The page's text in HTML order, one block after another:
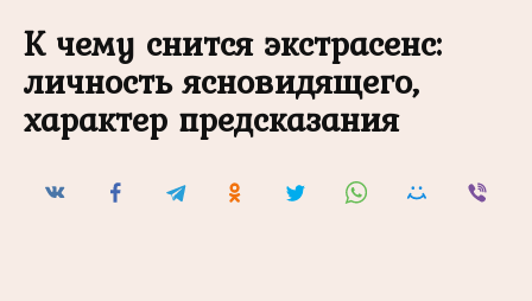
К чему снится экстрасенс:
личность ясновидящего,
характер предсказания